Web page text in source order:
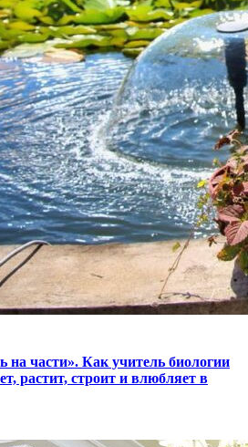
на части». Как учитель биологии
растит, строит и влюбляет в